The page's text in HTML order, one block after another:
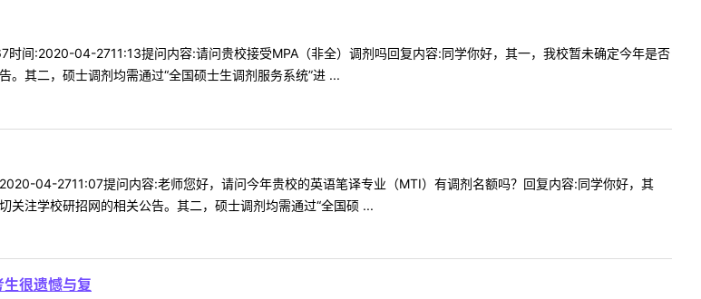
间:2020-04-2711:13提问内容:请问贵校接受MPA（非全）调剂吗回复内容:同学你好，其一，我校暂未确定今年是否
其二，硕士调剂均需通过“全国硕士生调剂服务系统”进 ...
04-2711:07提问内容:老师您好，请问今年贵校的英语笔译专业（MTI）有调剂名额吗？回复内容:同学你好，其
注学校研招网的相关公告。其二，硕士调剂均需通过“全国硕 ...
很遗憾与复